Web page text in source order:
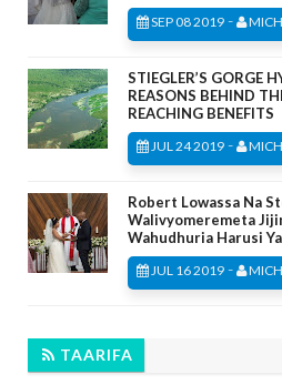
SEP 08 2019 -
STIEGLER’S GORGE
REASONS BEHIND
REACHING BENEFITS
JUL 24 2019 -
Robert Lowassa Na
Walivyomeremeta
Wahudhuria Harusi
JUL 16 2019 -
TAARIFA